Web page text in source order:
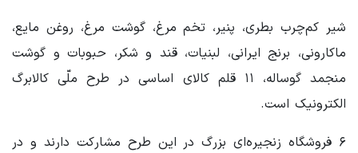
شیر کم‌چرب بطری، پنیر، تخم‌ مرغ، گوشت مرغ، روغن مایع،
ماکارونی، برنج ایرانی، لبنیات، قند و شکر، حبوبات و گوشت
منجمد گوساله، ۱۱ قلم کالای اساسی در طرح ملّی کالابرگ
الکترونیک است.
۶ فروشگاه زنجیره‌ای بزرگ در این طرح مشارکت دارند و در